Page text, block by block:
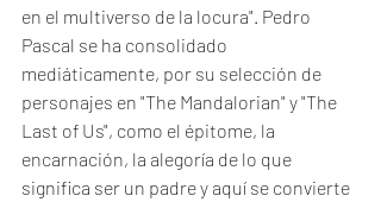
en el multiverso de la locura". Pedro
Pascal se ha consolidado
mediáticamente, por su selección de
personajes en "The Mandalorian" y "The
Last of Us", como el épitome, la
encarnación, la alegoría de lo que
significa ser un padre y aquí se convierte